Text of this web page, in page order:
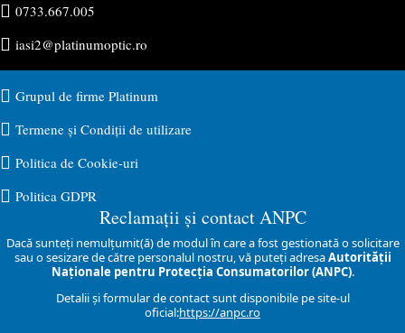
 0733.667.005
 iasi2@platinumoptic.ro
 Grupul de firme Platinum
 Termene și Condiții de utilizare
 Politica de Cookie-uri
 Politica GDPR
Reclamații și contact ANPC
Dacă sunteți nemulțumit(ă) de modul în care a fost gestionată o solicitare
sau o sesizare de către personalul nostru, vă puteți adresaAutorității
Naționale pentru Protecția Consumatorilor (ANPC).
Detalii și formular de contact sunt disponibile pe site-ul
oficial:https://anpc.ro